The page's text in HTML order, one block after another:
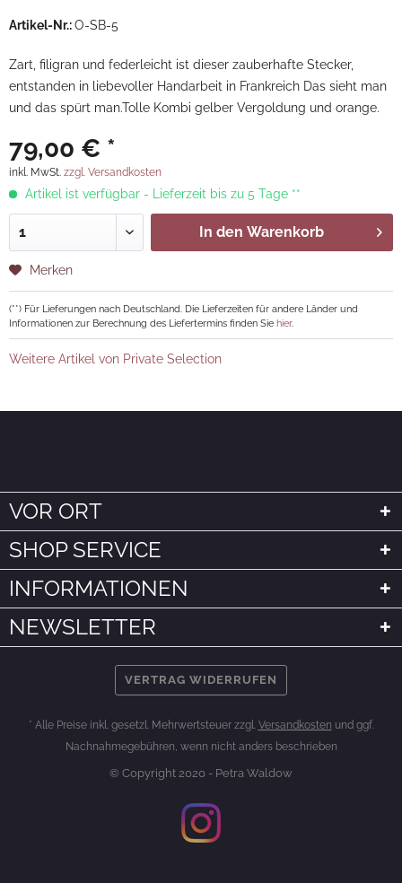
Artikel-Nr.:O-SB-5
Zart, filigran und federleicht ist dieser zauberhafte Stecker,
entstanden in liebevoller Handarbeit in Frankreich Das sieht man
und das spürt man.Tolle Kombi gelber Vergoldung und orange.
79,00 € *
inkl. MwSt. zzgl. Versandkosten
Artikel ist verfügbar - Lieferzeit bis zu 5 Tage **
In den Warenkorb
Merken
(**) Für Lieferungen nach Deutschland. Die Lieferzeiten für andere Länder und
Informationen zur Berechnung des Liefertermins finden Sie hier.
Weitere Artikel von Private Selection
VOR ORT
SHOP SERVICE
INFORMATIONEN
NEWSLETTER
VERTRAG WIDERRUFEN
* Alle Preise inkl. gesetzl. Mehrwertsteuer zzgl. Versandkosten und ggf.
Nachnahmegebühren, wenn nicht anders beschrieben
© Copyright 2020 - Petra Waldow